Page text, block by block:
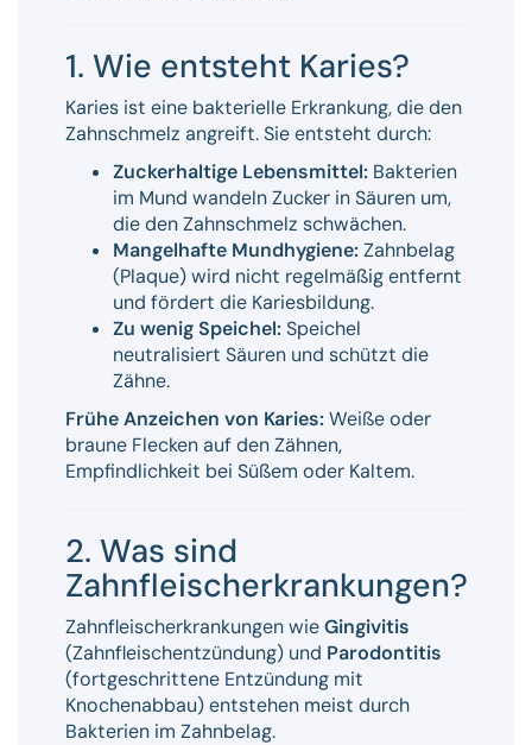
1. Wie entsteht Karies?
Karies ist eine bakterielle Erkrankung, die den
Zahnschmelz angreift. Sie entsteht durch:
Zuckerhaltige Lebensmittel: Bakterien
im Mund wandeln Zucker in Säuren um,
die den Zahnschmelz schwächen.
Mangelhafte Mundhygiene: Zahnbelag
(Plaque) wird nicht regelmäßig entfernt
und fördert die Kariesbildung.
Zu wenig Speichel: Speichel
neutralisiert Säuren und schützt die
Zähne.
Frühe Anzeichen von Karies: Weiße oder
braune Flecken auf den Zähnen,
Empfindlichkeit bei Süßem oder Kaltem.
2. Was sind
Zahnfleischerkrankungen?
Zahnfleischerkrankungen wieGingivitis
(Zahnfleischentzündung) und Parodontitis
(fortgeschrittene Entzündung mit
Knochenabbau) entstehen meist durch
Bakterien im Zahnbelag.